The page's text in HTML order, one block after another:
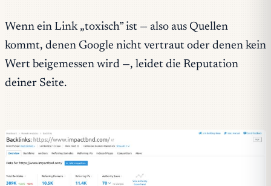
Wenn ein Link „toxisch” ist — also aus Quellen
kommt, denen Google nicht vertraut oder denen kein
Wert beigemessen wird —, leidet die Reputation
deiner Seite.